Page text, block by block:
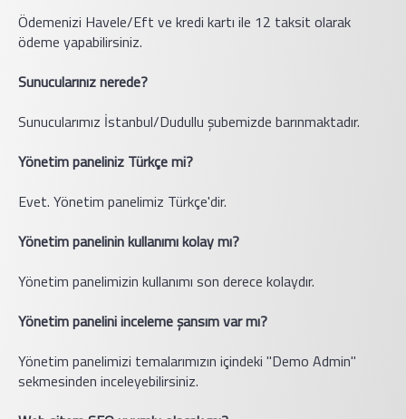
Ödemenizi Havele/Eft ve kredi kartı ile 12 taksit olarak
ödeme yapabilirsiniz.
Sunucularınız nerede?
Sunucularımız İstanbul/Dudullu şubemizde barınmaktadır.
Yönetim paneliniz Türkçe mi?
Evet. Yönetim panelimiz Türkçe'dir.
Yönetim panelinin kullanımı kolay mı?
Yönetim panelimizin kullanımı son derece kolaydır.
Yönetim panelini inceleme şansım var mı?
Yönetim panelimizi temalarımızın içindeki "Demo Admin"
sekmesinden inceleyebilirsiniz.